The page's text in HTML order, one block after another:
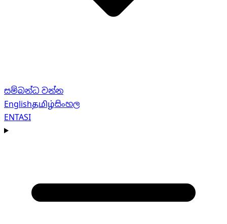
සම්බන්ධ වන්න
Englishதமிழ்සිංහල
ENTASI